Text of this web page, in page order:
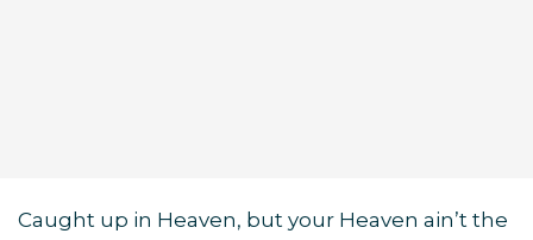
Caught up in Heaven, but your Heaven ain’t the